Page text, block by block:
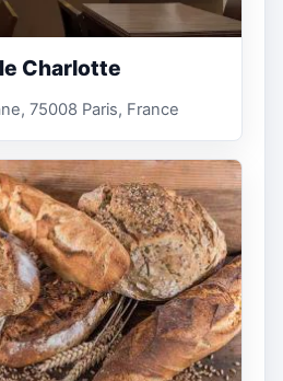
Charlotte
75008 Paris, France